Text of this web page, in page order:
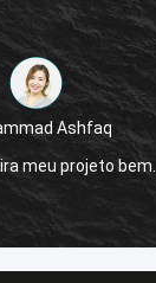
Ashfaq
meu projeto bem.